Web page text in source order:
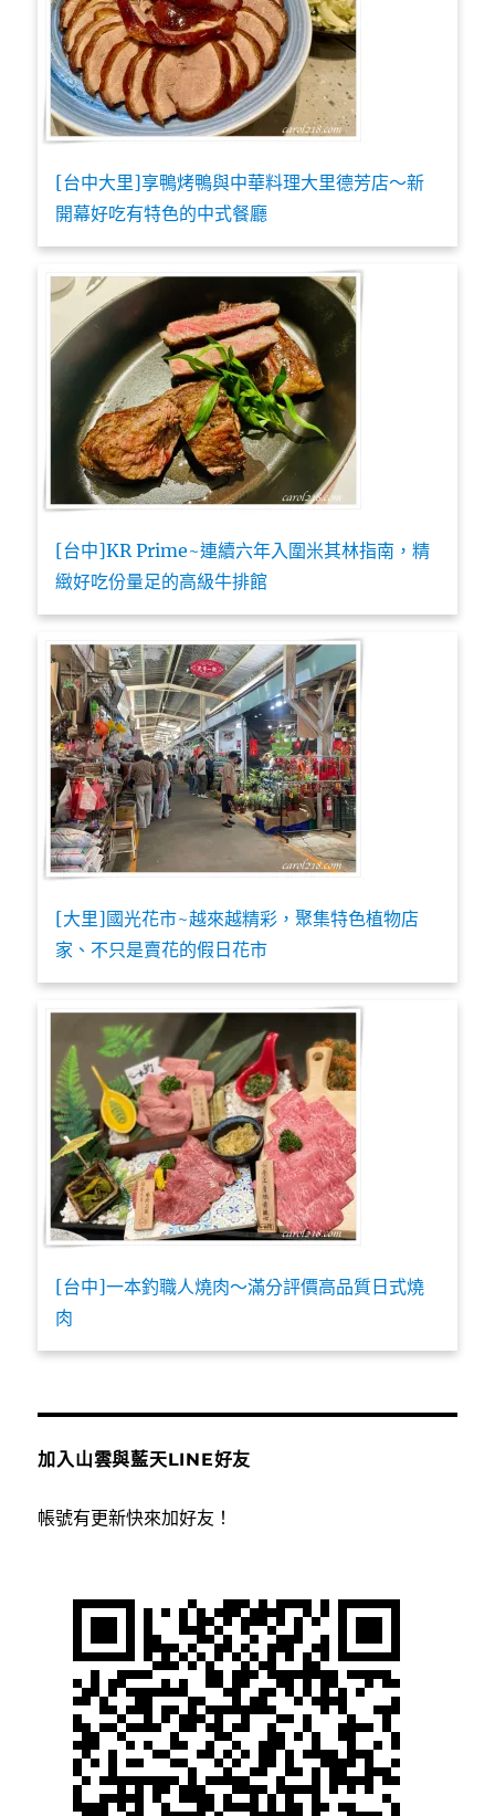
[台中大里]享鴨烤鴨與中華料理大里德芳店～新
開幕好吃有特色的中式餐廳
[台中]KR Prime~連續六年入圍米其林指南，精
緻好吃份量足的高級牛排館
[大里]國光花市~越來越精彩，聚集特色植物店
家、不只是賣花的假日花市
[台中]一本釣職人燒肉～滿分評價高品質日式燒
肉
加入山雲與藍天LINE好友
帳號有更新快來加好友！